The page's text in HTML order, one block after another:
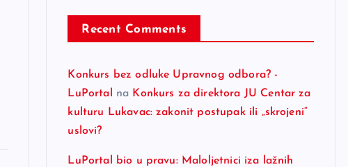
Recent Comments
Konkurs bez odluke Upravnog odbora? -
LuPortal
na Konkurs za direktora JU Centar za
kulturu Lukavac: zakonit postupak ili „skrojeni“
uslovi?
LuPortal bio u pravu: Maloljetnici iza lažnih